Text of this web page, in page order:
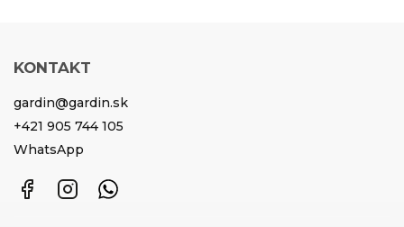
KONTAKT
gardin@gardin.sk
+421 905 744 105
WhatsApp
FacebookInstagram